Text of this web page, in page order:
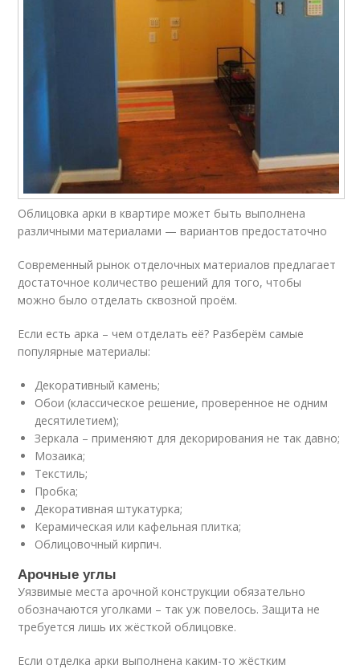
Облицовка арки в квартире может быть выполнена
различными материалами — вариантов предостаточно
Современный рынок отделочных материалов предлагает
достаточное количество решений для того, чтобы
можно было отделать сквозной проём.
Если есть арка – чем отделать её? Разберём самые
популярные материалы:
Декоративный камень;
Обои (классическое решение, проверенное не одним
десятилетием);
Зеркала – применяют для декорирования не так давно;
Мозаика;
Текстиль;
Пробка;
Декоративная штукатурка;
Керамическая или кафельная плитка;
Облицовочный кирпич.
Арочные углы
Уязвимые места арочной конструкции обязательно
обозначаются уголками – так уж повелось. Защита не
требуется лишь их жёсткой облицовке.
Если отделка арки выполнена каким-то жёстким